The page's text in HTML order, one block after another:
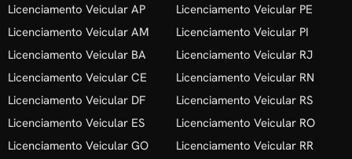
Licenciamento Veicular AP
Licenciamento Veicular AM
Licenciamento Veicular BA
Licenciamento Veicular CE
Licenciamento Veicular DF
Licenciamento Veicular ES
Licenciamento Veicular GO
Licenciamento Veicular PE
Licenciamento Veicular PI
Licenciamento Veicular RJ
Licenciamento Veicular RN
Licenciamento Veicular RS
Licenciamento Veicular RO
Licenciamento Veicular RR